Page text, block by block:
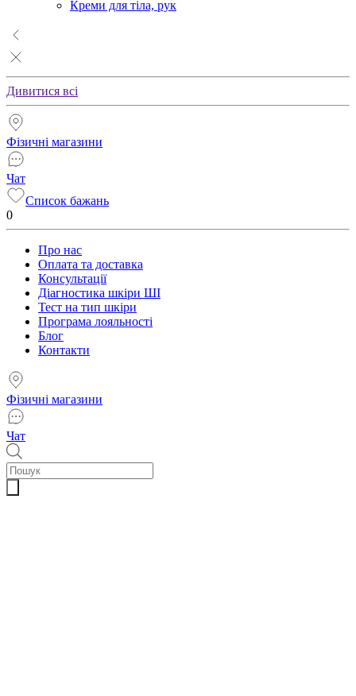
Креми для тіла, рук
Дивитися всі
Фізичні магазини
Чат
Список бажань
0
Про нас
Оплата та доставка
Консультації
Діагностика шкіри ШІ
Тест на тип шкіри
Програма лояльності
Блог
Контакти
Фізичні магазини
Чат
Пошук
товарів